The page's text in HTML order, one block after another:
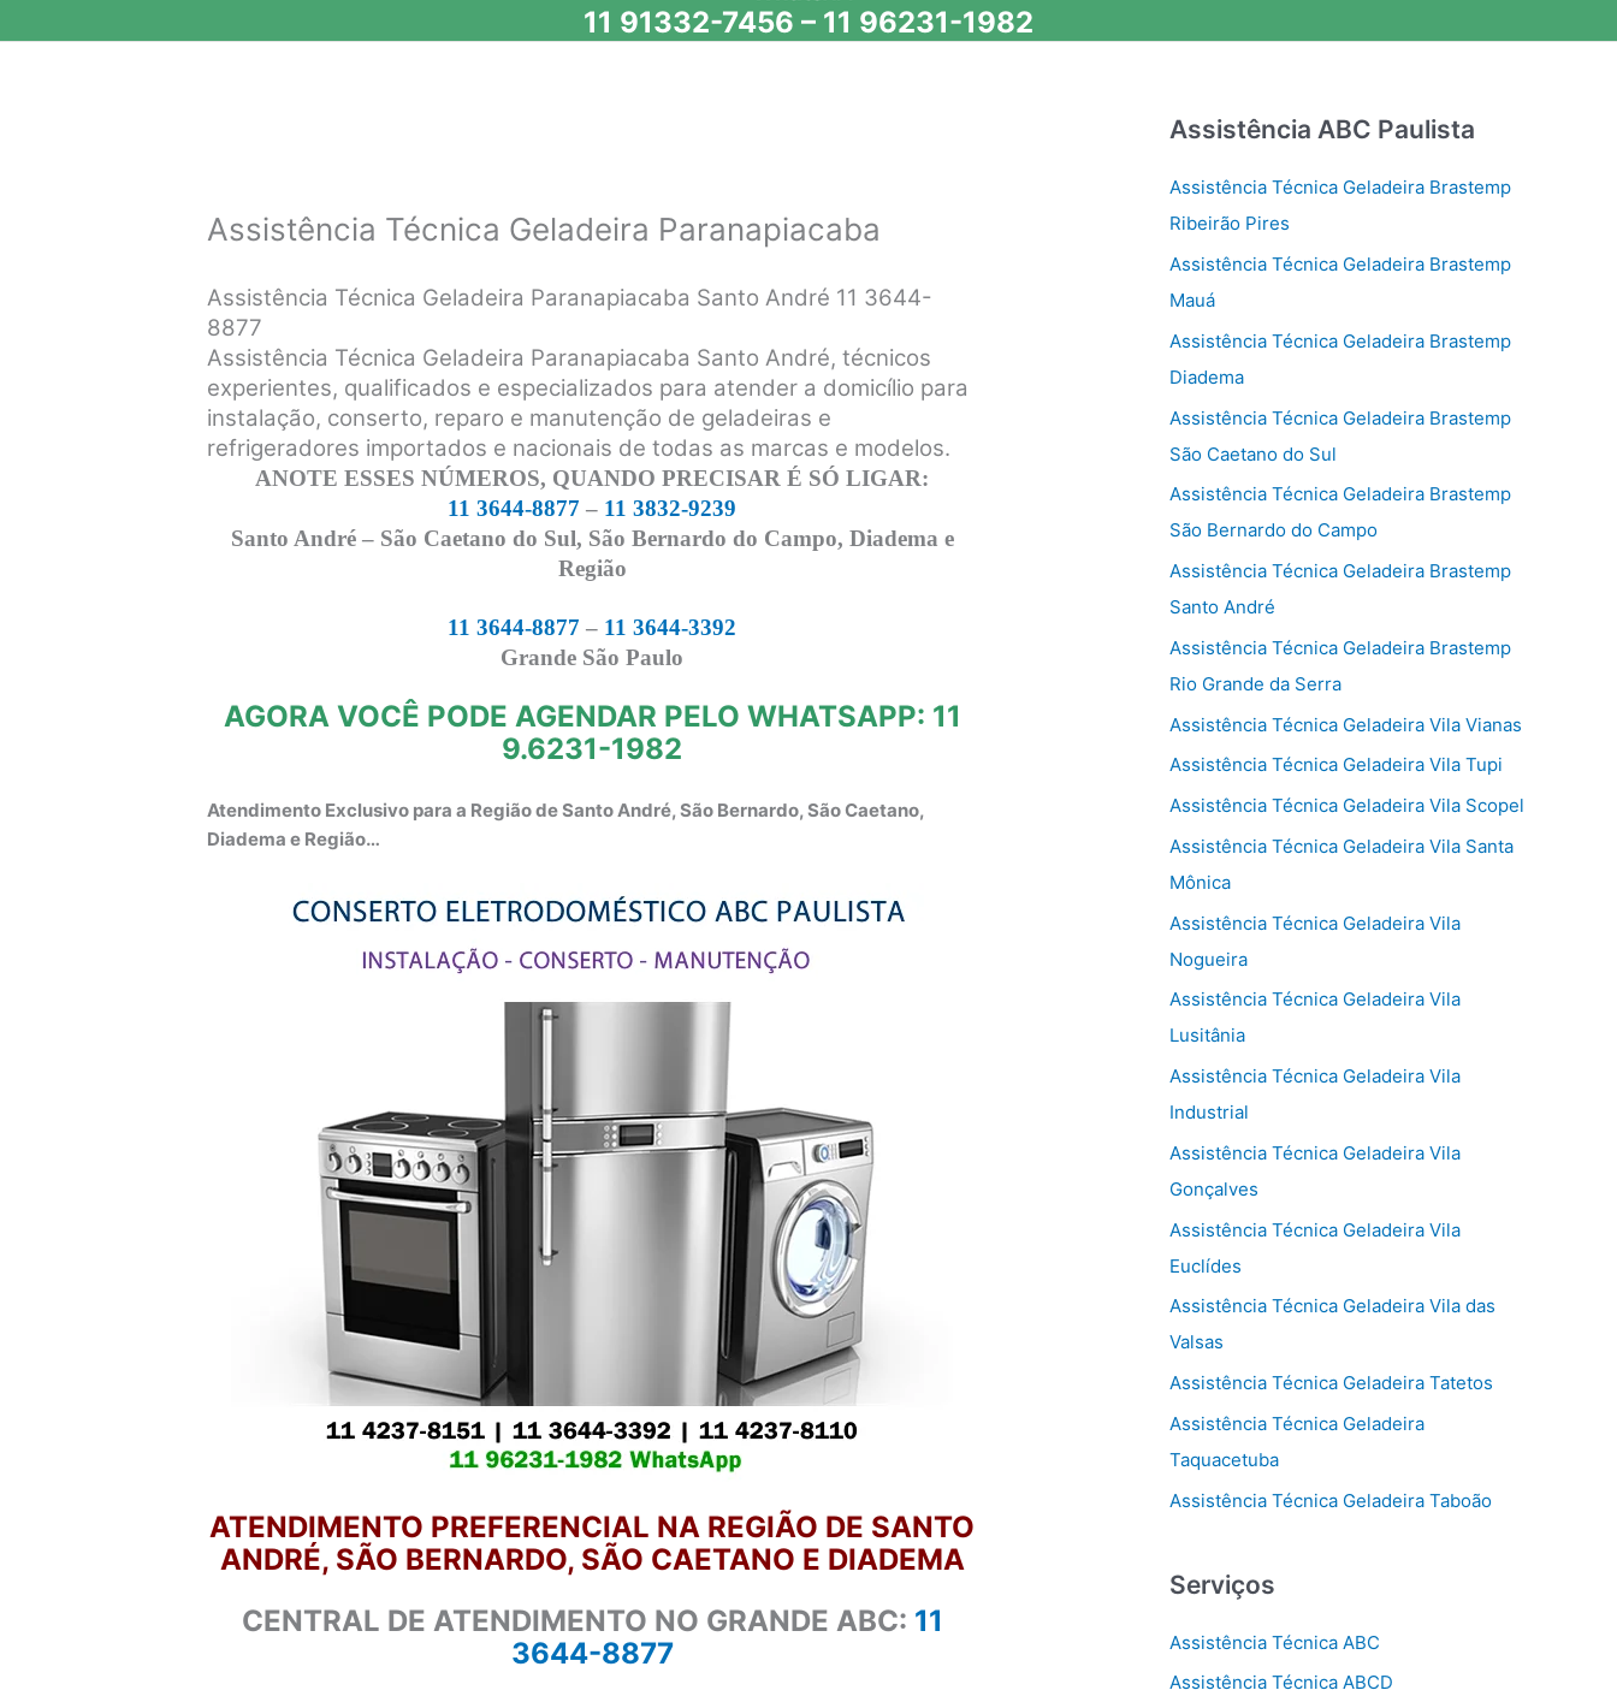
11 91332-7456 – 11 96231-1982
Assistência Técnica Geladeira Paranapiacaba
Assistência Técnica Geladeira Paranapiacaba Santo André 11 3644-
8877
Assistência Técnica Geladeira Paranapiacaba Santo André, técnicos
experientes, qualificados e especializados para atender a domicílio para
instalação, conserto, reparo e manutenção de geladeiras e
refrigeradores importados e nacionais de todas as marcas e modelos.
ANOTE ESSES NÚMEROS, QUANDO PRECISAR É SÓ LIGAR:
11 3644-8877 – 11 3832-9239
Santo André – São Caetano do Sul, São Bernardo do Campo, Diadema e
Região
11 3644-8877 – 11 3644-3392
Grande São Paulo
AGORA VOCÊ PODE AGENDAR PELO WHATSAPP: 11
9.6231-1982
Atendimento Exclusivo para a Região de Santo André, São Bernardo, São Caetano,
Diadema e Região…
ATENDIMENTO PREFERENCIAL NA REGIÃO DE SANTO
ANDRÉ, SÃO BERNARDO, SÃO CAETANO E DIADEMA
CENTRAL DE ATENDIMENTO NO GRANDE ABC: 11
3644-8877
Assistência ABC Paulista
Assistência Técnica Geladeira Brastemp
Ribeirão Pires
Assistência Técnica Geladeira Brastemp
Mauá
Assistência Técnica Geladeira Brastemp
Diadema
Assistência Técnica Geladeira Brastemp
São Caetano do Sul
Assistência Técnica Geladeira Brastemp
São Bernardo do Campo
Assistência Técnica Geladeira Brastemp
Santo André
Assistência Técnica Geladeira Brastemp
Rio Grande da Serra
Assistência Técnica Geladeira Vila Vianas
Assistência Técnica Geladeira Vila Tupi
Assistência Técnica Geladeira Vila Scopel
Assistência Técnica Geladeira Vila Santa
Mônica
Assistência Técnica Geladeira Vila
Nogueira
Assistência Técnica Geladeira Vila
Lusitânia
Assistência Técnica Geladeira Vila
Industrial
Assistência Técnica Geladeira Vila
Gonçalves
Assistência Técnica Geladeira Vila
Euclídes
Assistência Técnica Geladeira Vila das
Valsas
Assistência Técnica Geladeira Tatetos
Assistência Técnica Geladeira
Taquacetuba
Assistência Técnica Geladeira Taboão
Serviços
Assistência Técnica ABC
Assistência Técnica ABCD